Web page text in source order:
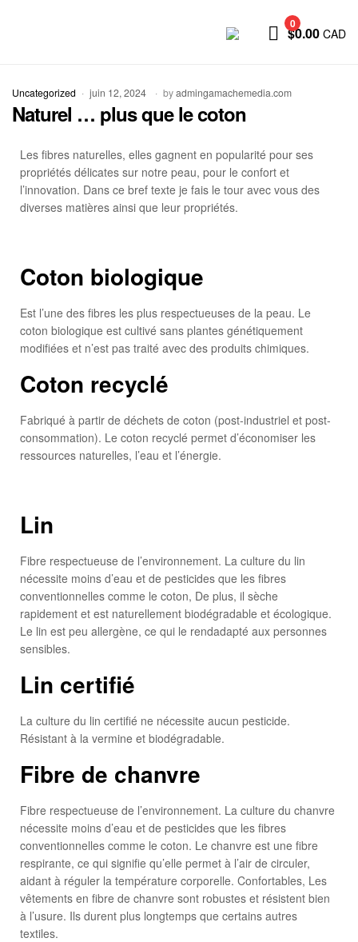
0
$0.00 CAD
Uncategorized juin 12, 2024 byadmingamachemedia.com
Naturel … plus que le coton
Les fibres naturelles, elles gagnent en popularité pour ses
propriétés délicates sur notre peau, pour le confort et
l’innovation. Dans ce bref texte je fais le tour avec vous des
diverses matières ainsi que leur propriétés.
Coton biologique
Est l’une des fibres les plus respectueuses de la peau. Le
coton biologique est cultivé sans plantes génétiquement
modifiées et n’est pas traité avec des produits chimiques.
Coton recyclé
Fabriqué à partir de déchets de coton (post-industriel et post-
consommation). Le coton recyclé permet d’économiser les
ressources naturelles, l’eau et l’énergie.
Lin
Fibre respectueuse de l’environnement. La culture du lin
nécessite moins d’eau et de pesticides que les fibres
conventionnelles comme le coton, De plus, il sèche
rapidement et est naturellement biodégradable et écologique.
Le lin est peu allergène, ce qui le rendadapté aux personnes
sensibles.
Lin certifié
La culture du lin certifié ne nécessite aucun pesticide.
Résistant à la vermine et biodégradable.
Fibre de chanvre
Fibre respectueuse de l’environnement. La culture du chanvre
nécessite moins d’eau et de pesticides que les fibres
conventionnelles comme le coton. Le chanvre est une fibre
respirante, ce qui signifie qu’elle permet à l’air de circuler,
aidant à réguler la température corporelle. Confortables, Les
vêtements en fibre de chanvre sont robustes et résistent bien
à l’usure. Ils durent plus longtemps que certains autres
textiles.